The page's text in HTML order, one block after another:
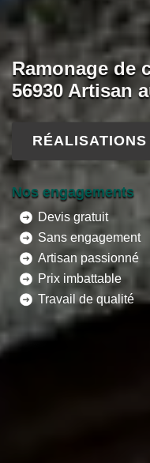
Ramonage de
56930 Artisan
RÉALISATIONS
Nos engagements
Devis gratuit
Sans engagement
Artisan passionné
Prix imbattable
Travail de qualité